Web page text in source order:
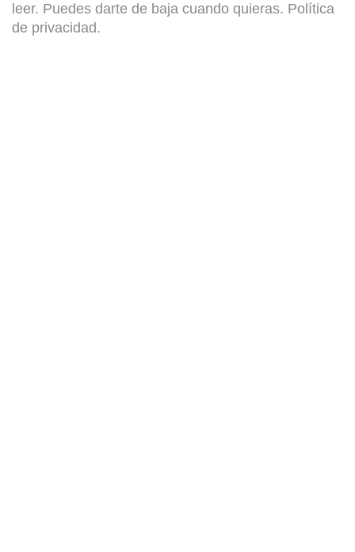
leer. Puedes darte de baja cuando quieras. Política
de privacidad.